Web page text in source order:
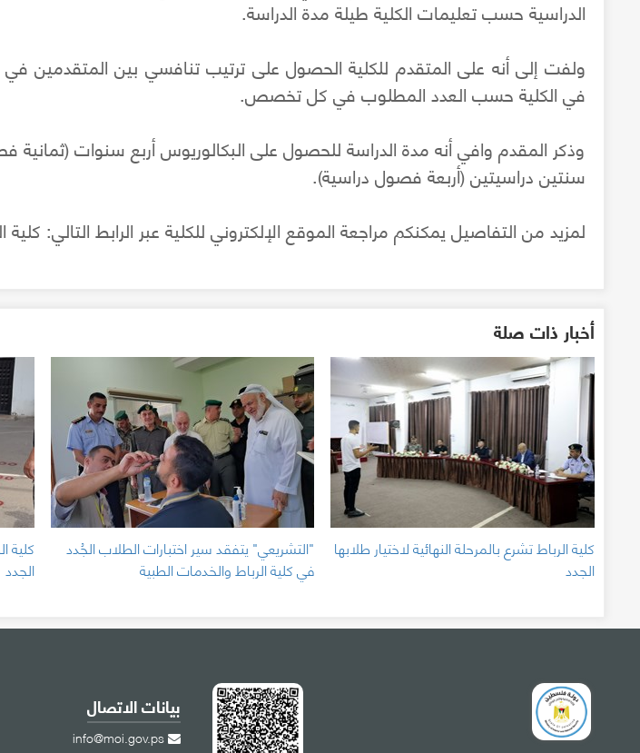
الدراسية حسب تعليمات الكلية طيلة مدة الدراسة.
ولفت إلى أنه على المتقدم للكلية الحصول على ترتيب تنافسي بين المتقدمين في
في الكلية حسب العدد المطلوب في كل تخصص.
وذكر المقدم وافي أنه مدة الدراسة للحصول على البكالوريوس أربع سنوات (ثمانية
سنتين دراسيتين (أربعة فصول دراسية).
لمزيد من التفاصيل يمكنكم مراجعة الموقع الإلكتروني للكلية عبر الرابط التالي: كلية
أخبار ذات صلة
كلية الرباط تشرع بالمرحلة النهائية لاختيار طلابها
الجدد
"التشريعي" يتفقد سير اختبارات الطلاب الجُدد
في كلية الرباط والخدمات الطبية
كلية
الجدد
بيانات الاتصال
info@moi.gov.ps